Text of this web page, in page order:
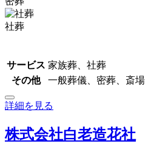
社葬
サービス 家族葬、社葬
その他
一般葬儀、密葬、斎場
詳細を見る
株式会社白老造花社